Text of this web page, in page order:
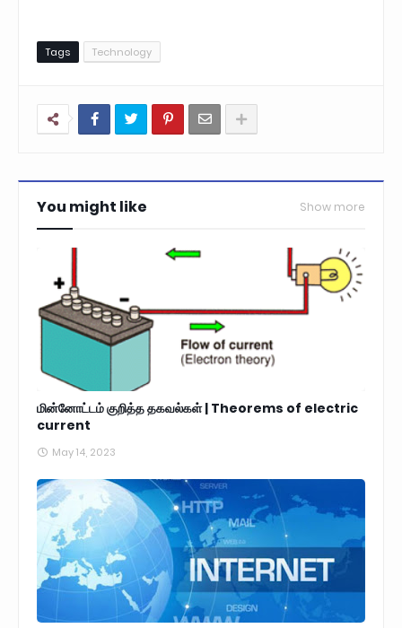
Tags Technology
You might like Show more
மின்னோட்டம் குறித்த தகவல்கள் | Theorems of electric
current
May 14, 2023